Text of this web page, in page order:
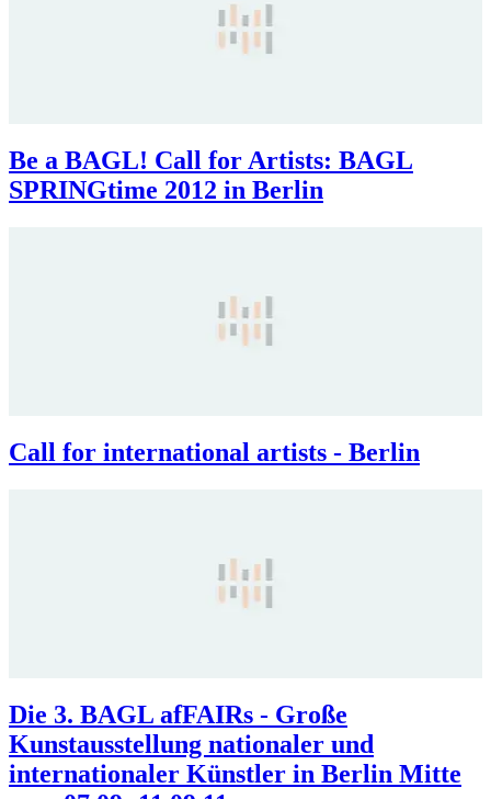
Be a BAGL! Call for Artists: BAGL
SPRINGtime 2012 in Berlin
Call for international artists - Berlin
Die 3. BAGL afFAIRs - Große
Kunstausstellung nationaler und
internationaler Künstler in Berlin Mitte